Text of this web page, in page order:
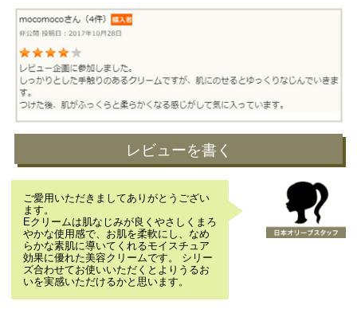
レビューを書く
ご愛用いただきましてありがとうござい
ます。
Eクリームは肌なじみが良くやさしくまろ
やかな使用感で、お肌を柔軟にし、なめ
らかな素肌に導いてくれるモイスチュア
効果に優れた美容クリームです。 シリー
ズ合わせてお使いいただくとよりうるお
いを実感いただけるかと思います。